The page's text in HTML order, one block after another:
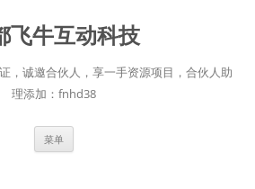
飞牛互动科技
，诚邀合伙人，享一手资源项目，合伙人助
理添加：fnhd38
菜单